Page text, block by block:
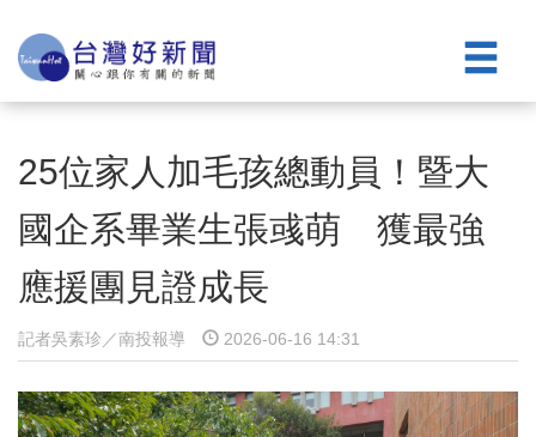
25位家人加毛孩總動員！暨大
國企系畢業生張彧萌 獲最強
應援團見證成長
記者吳素珍／南投報導 2026-06-16 14:31